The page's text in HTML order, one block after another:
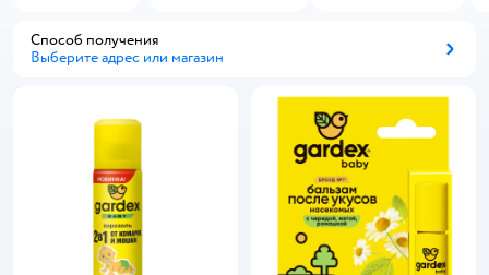
Способ получения
Выберите адрес или магазин